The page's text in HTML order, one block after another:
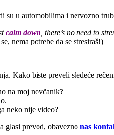
su u automobilima i nervozno
calm down, there’s no need to
nema potrebe da se stresiraš!)
Kako biste preveli sledeće
na moj novčanik?
neko nije video?
glasi prevod, obavezno nas